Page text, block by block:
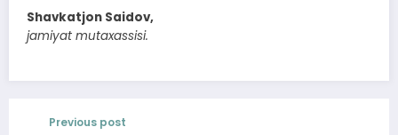
Shavkatjon Saidov,
jamiyat mutaxassisi.
Previous post